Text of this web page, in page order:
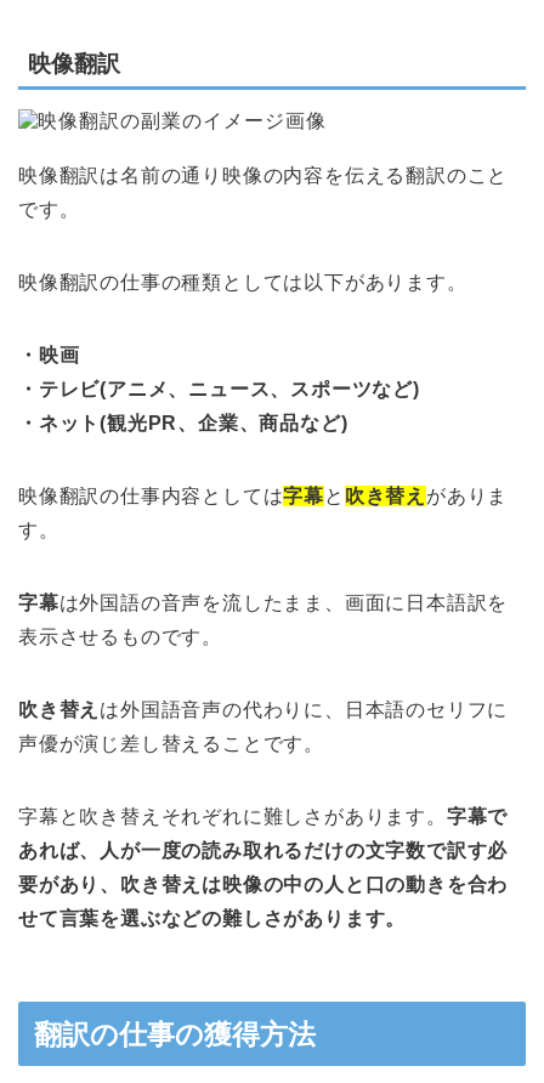
映像翻訳
映像翻訳は名前の通り映像の内容を伝える翻訳のこと
です。
映像翻訳の仕事の種類としては以下があります。
・映画
・テレビ(アニメ、ニュース、スポーツなど)
・ネット(観光PR、企業、商品など)
映像翻訳の仕事内容としては字幕と 吹き替え がありま
す。
字幕は外国語の音声を流したまま、画面に日本語訳を
表示させるものです。
吹き替え は外国語音声の代わりに、日本語のセリフに
声優が演じ差し替えることです。
字幕と吹き替えそれぞれに難しさがあります。 字幕で
あれば、人が一度の読み取れるだけの文字数で訳す必
要があり、吹き替えは映像の中の人と口の動きを合わ
せて言葉を選ぶなどの難しさがあります。
翻訳の仕事の獲得方法